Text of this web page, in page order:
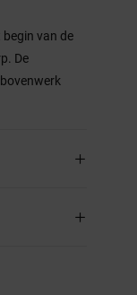
begin van de
De